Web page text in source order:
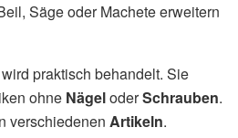
Säge oder Machete erweitern
praktisch behandelt. Sie
ohne NägeloderSchrauben.
verschiedenen Artikeln.